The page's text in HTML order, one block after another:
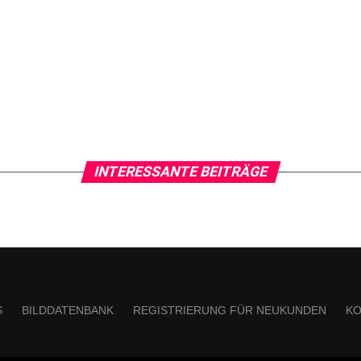
INTERESSANTE BEITRÄGE
BILDDATENBANK REGISTRIERUNG FÜR NEUKUNDEN